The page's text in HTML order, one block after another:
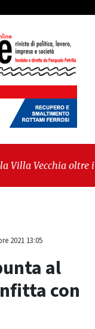
Vecchia oltre i
2021 13:05
al
con